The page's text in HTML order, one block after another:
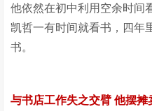
他依然在初中利用空余时间
凯哲一有时间就看书，四年
书。
与书店工作失之交臂 他摆摊